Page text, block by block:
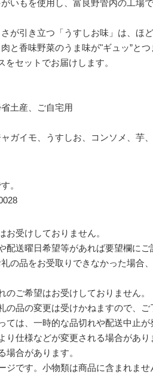
いもを使用し、富良野管内の工場
が引き立つ「うすしお味」は、ほ
肉と香味野菜のうま味が"ギュッ”と
をセットでお届けします。
土産、ご自宅用
ガイモ、うすしお、コンソメ、芋
。
お受けしておりません。
配送曜日希望等があれば要望欄にご
の品をお受取りできなかった場合
のご希望はお受けしておりません。
の品の変更は受けかねますので、ご
ては、一時的な品切れや配送中止が
り仕様などが変更される場合があり
場合があります。
ジです。小物類は商品に含まれませ